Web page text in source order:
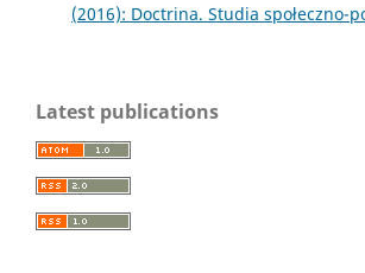
(2016): Doctrina. Studia społeczno-
Latest publications